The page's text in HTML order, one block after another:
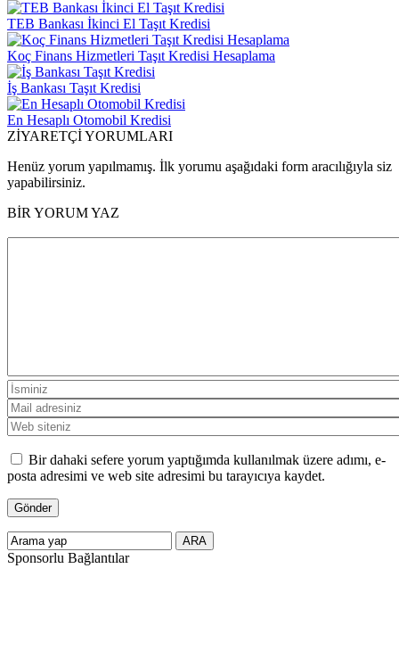
TEB Bankası İkinci El Taşıt Kredisi
Koç Finans Hizmetleri Taşıt Kredisi Hesaplama
İş Bankası Taşıt Kredisi
En Hesaplı Otomobil Kredisi
ZİYARETÇİ YORUMLARI
Henüz yorum yapılmamış. İlk yorumu aşağıdaki form aracılığıyla siz
yapabilirsiniz.
BİR YORUM YAZ
Bir dahaki sefere yorum yaptığımda kullanılmak üzere adımı, e-
posta adresimi ve web site adresimi bu tarayıcıya kaydet.
Sponsorlu Bağlantılar